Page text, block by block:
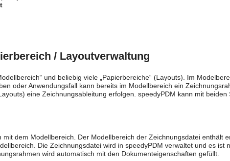
/ Layoutverwaltung
und beliebig viele „Papierbereiche“ (Layouts). Im
oder Anwendungsfall kann bereits im Modellbereich ein
eine Zeichnungsableitung erfolgen. speedyPDM kann mit beiden
mit dem Modellbereich. Der Modellbereich der Zeichnungsdatei enthält
Die Zeichnungsdatei wird in speedyPDM verwaltet und es ist
wird automatisch mit den Dokumenteigenschaften gefüllt.